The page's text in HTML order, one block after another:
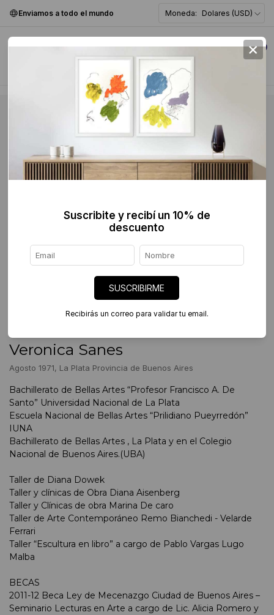
Enviamos a todo el mundo Moneda: Dolares (USD)
0
Ver nota a Veronica Sanes
Veronica Sanes
Agosto 1971, La Plata Provincia de Buenos Aires
Bachillerato de Bellas Artes “Profesor Francisco A. De
Santo” Universidad Nacional de La Plata
Escuela Nacional de Bellas Artes “Prilidiano Pueyrredón”
IUNA
Bachillerato de Bellas Artes , La Plata y en el Colegio
Nacional de Buenos Aires.(UBA)
Taller de Diana Dowek
Taller y clínicas de Obra Diana Aisenberg
Taller y Clínicas de obra Marina De caro
Taller de Arte Contemporáneo Remo Bianchedi - Velarde
Ferrari
Taller “Escultura en libro” a cargo de Pablo Vargas Lugo
Malba
BECAS
2011-12 Beca Ley de Mecenazgo Ciudad de Buenos Aires –
Seminario Lecturas en Arte a cargo de Lic. Alicia Romero y
×
Suscribite y recibí un 10% de
descuento
SUSCRIBIRME
Recibirás un correo para validar tu email.